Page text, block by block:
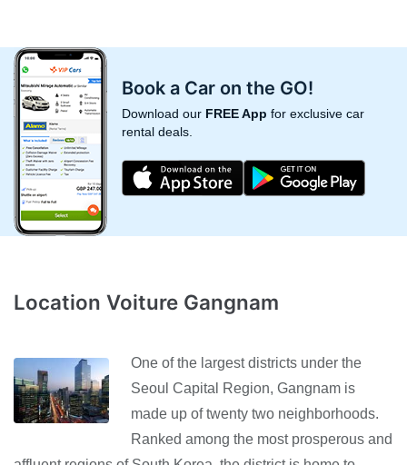
Book a Car on the GO!
Download our FREE App for exclusive car
rental deals.
Location Voiture Gangnam
One of the largest districts under the
Seoul Capital Region, Gangnam is
made up of twenty two neighborhoods.
Ranked among the most prosperous and